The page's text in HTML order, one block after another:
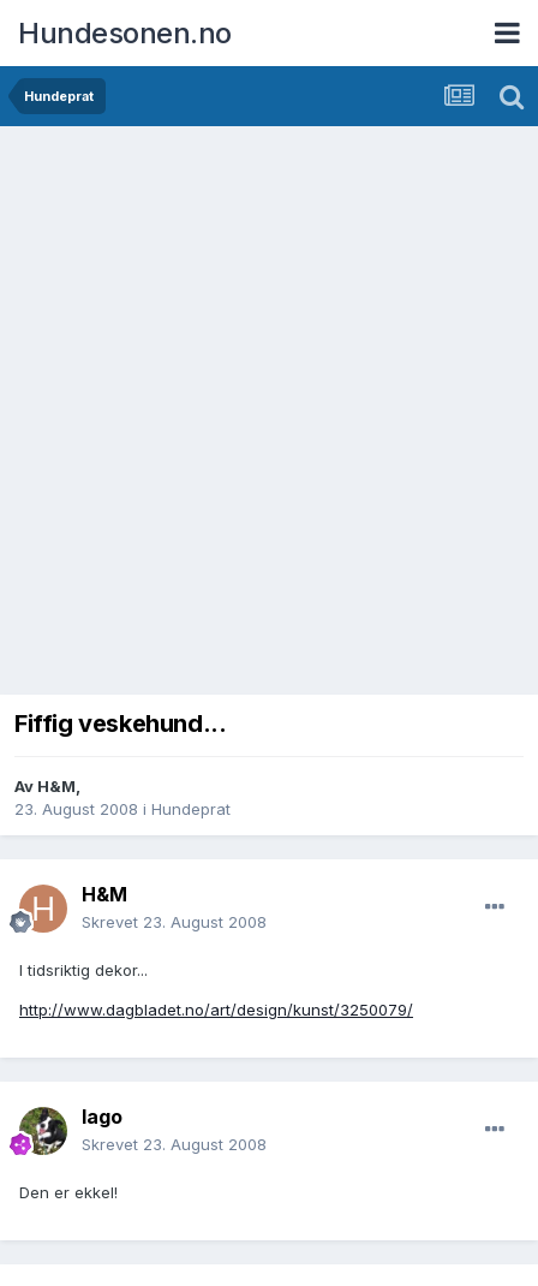
Hundesonen.no
Hundeprat
Fiffig veskehund...
Av H&M,
23. August 2008 i Hundeprat
H&M
Skrevet 23. August 2008
I tidsriktig dekor...
http://www.dagbladet.no/art/design/kunst/3250079/
Iago
Skrevet 23. August 2008
Den er ekkel!